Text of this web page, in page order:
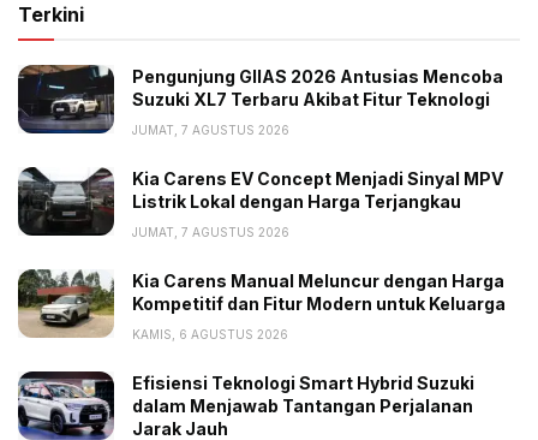
Terkini
Pengunjung GIIAS 2026 Antusias Mencoba
Suzuki XL7 Terbaru Akibat Fitur Teknologi
JUMAT, 7 AGUSTUS 2026
Kia Carens EV Concept Menjadi Sinyal MPV
Listrik Lokal dengan Harga Terjangkau
JUMAT, 7 AGUSTUS 2026
Kia Carens Manual Meluncur dengan Harga
Kompetitif dan Fitur Modern untuk Keluarga
KAMIS, 6 AGUSTUS 2026
Efisiensi Teknologi Smart Hybrid Suzuki
dalam Menjawab Tantangan Perjalanan
Jarak Jauh